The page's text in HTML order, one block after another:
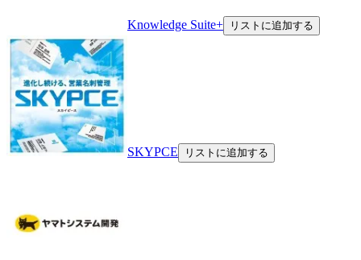
Knowledge Suite+ リストに追加する
SKYPCE リストに追加する